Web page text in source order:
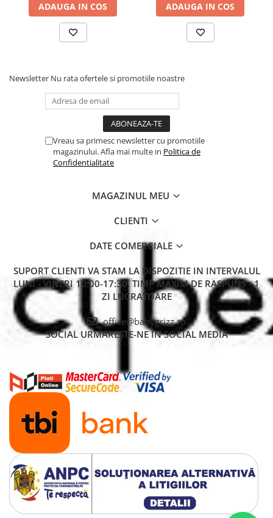
ADAUGA IN COS ADAUGA IN COS
Newsletter Nu rata ofertele si promotiile noastre
Vreau sa primesc newsletter cu promotiile
magazinului. Afla mai multe in Politica de
Confidentialitate
MAGAZINUL MEU
CLIENTI
DATE COMERCIALE
SUPORT CLIENTI VA STAM LA DISPOZITIE IN INTERVALUL
LUNI - VINERI 10:00-17:30. TIMP MAXIM DE RASPUNS - 1
ZI LUCRATOARE
office@babygrizz.ro
SOCIAL URMARESTE-NE IN SOCIAL MEDIA